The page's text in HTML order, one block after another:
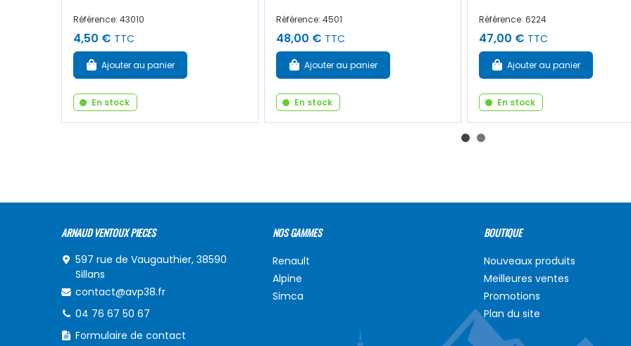
Référence: 43010
4,50 € TTC
Ajouter au panier
En stock
Référence: 4501
48,00 € TTC
Ajouter au panier
En stock
Référence: 6224
47,00 € TTC
Ajouter au panier
En stock
ARNAUD VENTOUX PIECES
597 rue de Vaugauthier, 38590
Sillans
contact@avp38.fr
04 76 67 50 67
Formulaire de contact
NOS GAMMES
Renault
Alpine
Simca
BOUTIQUE
Nouveaux produits
Meilleures ventes
Promotions
Plan du site